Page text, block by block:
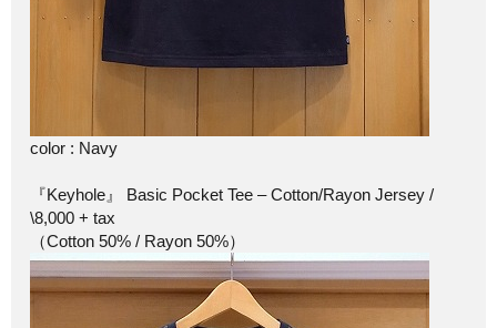
color : Navy
『Keyhole』 Basic Pocket Tee – Cotton/Rayon Jersey /
\8,000 + tax
（Cotton 50% / Rayon 50%）